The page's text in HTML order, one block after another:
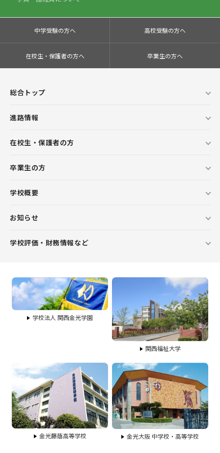
中学受験の方へ 高校受験の方へ
在校生・保護者の方へ 卒業生の方へ
総合トップ
進路情報
在校生・保護者の方
卒業生の方
学校概要
お知らせ
学校評価・財務情報など
学校法人 関西金光学園
関西福祉大学
金光藤蔭高等学校 金光大阪 中学校・高等学校